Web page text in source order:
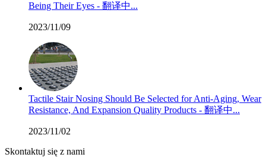
Being Their Eyes - 翻译中...
2023/11/09
Tactile Stair Nosing Should Be Selected for Anti-Aging, Wear
Resistance, And Expansion Quality Products - 翻译中...
2023/11/02
Skontaktuj się z nami